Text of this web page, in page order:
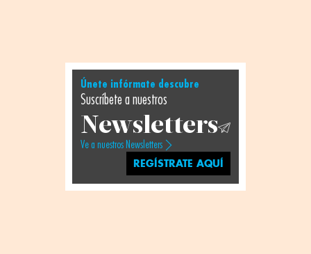
Únete infórmate descubre
Suscríbete a nuestros
Newsletters
Ve a nuestros Newsletters
REGÍSTRATE AQUÍ